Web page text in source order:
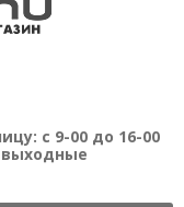
с 9-00 до 16-00
выходные